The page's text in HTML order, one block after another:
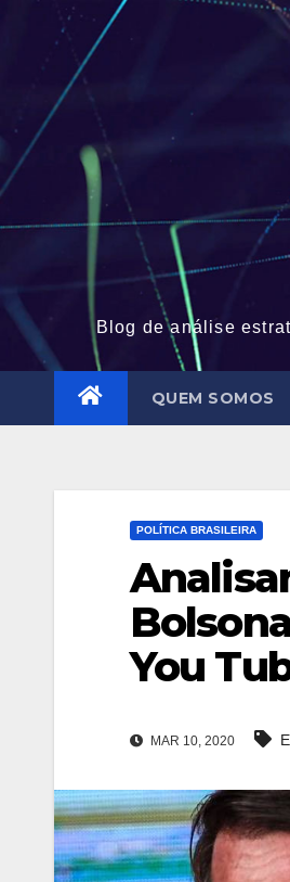
Blog de análise
QUEM SOMOS
POLÍTICA BRASILEIRA
You
MAR 10, 2020